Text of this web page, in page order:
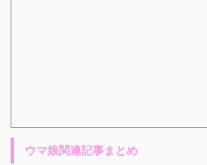
ウマ娘関連記事まとめ